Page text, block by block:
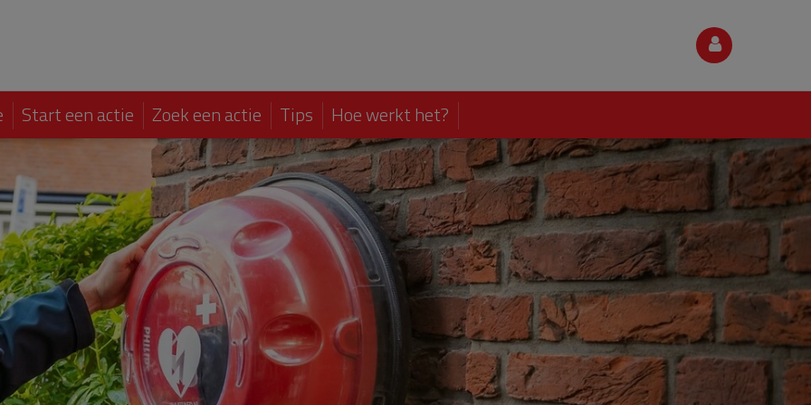
Start een actie Zoek een actie Tips Hoe werkt het?